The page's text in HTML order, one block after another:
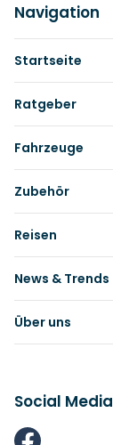
Navigation
Startseite
Ratgeber
Fahrzeuge
Zubehör
Reisen
News & Trends
Über uns
Social Media